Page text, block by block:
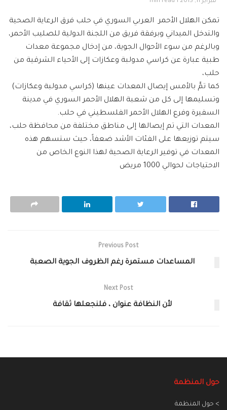
فبراير 11, 2015 1 min read
تمكن الهلال الأحمر العربي السوري في حلب فرق الرعاية الصحية
والتدخل الميداني وبرفقة فريق من اللجنة الدولية للصليب الأحمر،
وبالرغم من سوء الأحوال الجوية، من إدخال مجموعة معدات
طبية عبارة عن كراسي مدولبة وعكازات إلى الأحياء الشرقية من
حلب،
كما تمَّ بالأمس إيصال المعدات عينها (كراسي مدولبة وعكازات)
وتسليمها إلى كل من شعبة الهلال الأحمر السوري في مدينة
السفيرة وفرع الهلال الأحمر الفلسطيني في حلب.
المعدات التي تم إيصالها إلى مناطق مختلفة من محافظة حلب،
سيتم توزيعها على الفئات الأشد ضعفاً، حيث ستسهم هذه
المعدات في توفير الرعاية الصحية لهذا النوع الخاص من
الاحتياجات لحوالي 1000 مريض
Previous Post
المساعدات مستمرة رغم الظروف الجوية الصعبة
Next Post
لأن النظافة عنوان ، فلنجعلها ثقافة
حول المنظمة
> حول المنظمة